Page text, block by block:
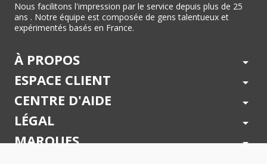
Nous facilitons l'impression par le service depuis plus de 25
ans . Notre équipe est composée de gens talentueux et
expérimentés basés en France.
À PROPOS arrow_drop_down
ESPACE CLIENT arrow_drop_down
CENTRE D'AIDE arrow_drop_down
LÉGAL arrow_drop_down
MARQUES arrow_drop_down